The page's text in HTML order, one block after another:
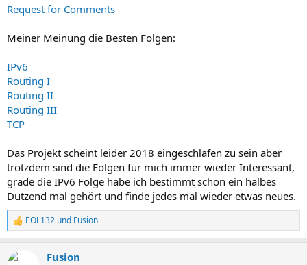
Request for Comments
Meiner Meinung die Besten Folgen:
IPv6
Routing I
Routing II
Routing III
TCP
Das Projekt scheint leider 2018 eingeschlafen zu sein aber
trotzdem sind die Folgen für mich immer wieder Interessant,
grade die IPv6 Folge habe ich bestimmt schon ein halbes
Dutzend mal gehört und finde jedes mal wieder etwas neues.
R
e
k
EOL132 und Fusion
Fusion